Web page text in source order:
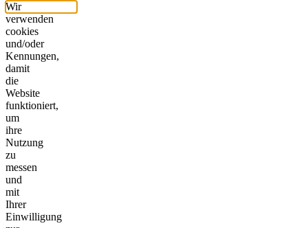
Wir
verwenden
cookies
und/oder
Kennungen,
damit
die
Website
funktioniert,
um
ihre
Nutzung
zu
messen
und
mit
Ihrer
Einwilligung